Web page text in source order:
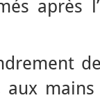
après
aux